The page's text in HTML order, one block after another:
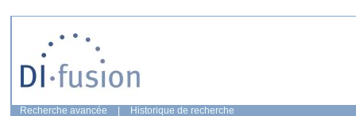
Recherche avancée Historique de recherche